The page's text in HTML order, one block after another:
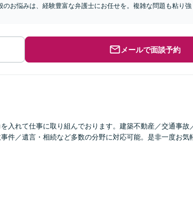
のお悩みは、経験豊富な弁護士にお任せを。複雑な問題も粘り
メールで面談予約
入れて仕事に取り組んでおります。建築不動産／交通事故
件／遺言・相続など多数の分野に対応可能。是非一度お気